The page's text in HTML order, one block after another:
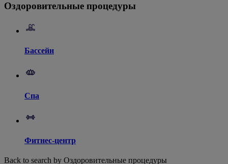
Оздоровительные процедуры
Бассейн
Спа
Фитнес-центр
Back to search by Оздоровительные процедуры